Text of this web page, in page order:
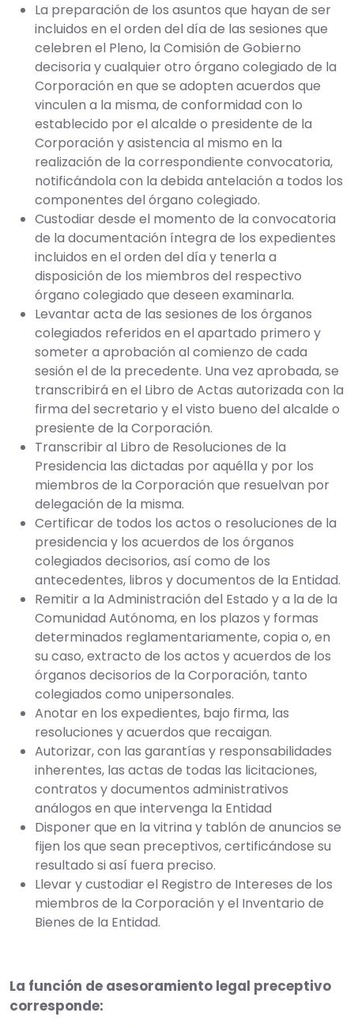
La preparación de los asuntos que hayan de ser
incluidos en el orden del día de las sesiones que
celebren el Pleno, la Comisión de Gobierno
decisoria y cualquier otro órgano colegiado de la
Corporación en que se adopten acuerdos que
vinculen a la misma, de conformidad con lo
establecido por el alcalde o presidente de la
Corporación y asistencia al mismo en la
realización de la correspondiente convocatoria,
notificándola con la debida antelación a todos los
componentes del órgano colegiado.
Custodiar desde el momento de la convocatoria
de la documentación íntegra de los expedientes
incluidos en el orden del día y tenerla a
disposición de los miembros del respectivo
órgano colegiado que deseen examinarla.
Levantar acta de las sesiones de los órganos
colegiados referidos en el apartado primero y
someter a aprobación al comienzo de cada
sesión el de la precedente. Una vez aprobada, se
transcribirá en el Libro de Actas autorizada con la
firma del secretario y el visto bueno del alcalde o
presiente de la Corporación.
Transcribir al Libro de Resoluciones de la
Presidencia las dictadas por aquélla y por los
miembros de la Corporación que resuelvan por
delegación de la misma.
Certificar de todos los actos o resoluciones de la
presidencia y los acuerdos de los órganos
colegiados decisorios, así como de los
antecedentes, libros y documentos de la Entidad.
Remitir a la Administración del Estado y a la de la
Comunidad Autónoma, en los plazos y formas
determinados reglamentariamente, copia o, en
su caso, extracto de los actos y acuerdos de los
órganos decisorios de la Corporación, tanto
colegiados como unipersonales.
Anotar en los expedientes, bajo firma, las
resoluciones y acuerdos que recaigan.
Autorizar, con las garantías y responsabilidades
inherentes, las actas de todas las licitaciones,
contratos y documentos administrativos
análogos en que intervenga la Entidad
Disponer que en la vitrina y tablón de anuncios se
fijen los que sean preceptivos, certificándose su
resultado si así fuera preciso.
Llevar y custodiar el Registro de Intereses de los
miembros de la Corporación y el Inventario de
Bienes de la Entidad.
La función de asesoramiento legal preceptivo
corresponde: